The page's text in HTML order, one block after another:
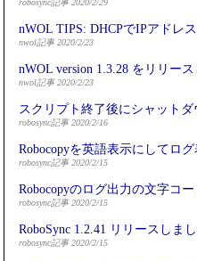
nWOL TIPS: DHCPでIPアドレ
nwol記事 2020/2/23
nWOL version 1.3.28 をリリー
nwol記事 2020/2/23
スクリプト終了後にシャット
robosync記事 2020/2/16
Robocopyを英語表示にしてロ
robosync記事 2020/2/15
Robocopyのログ出力の文字コ
robosync記事 2020/2/15
RoboSync 1.2.41 リリースしま
robosync記事 2020/2/15